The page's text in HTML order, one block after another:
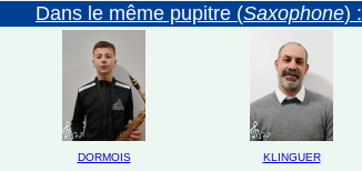
Dans le même pupitre (Saxophone) :
DORMOIS
KLINGUER